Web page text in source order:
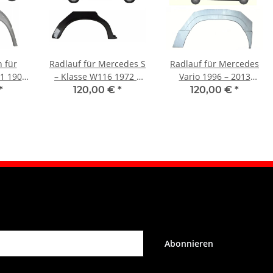
für
190
Radlauf für Mercedes S
– Klasse W116 1972 –
1980 rechts
120,00 € *
Radlauf für Mercedes
Vario 1996 – 2013
rechts
120,00 € *
Abonnieren